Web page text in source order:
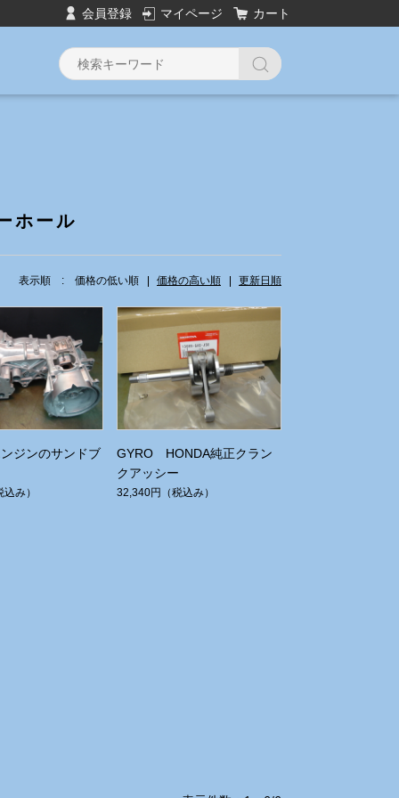
会員登録 マイページ カート
ホール
表示順 : 価格の低い順 価格の高い順 更新日順
ジンのサンドブ
込み）
GYRO HONDA純正クラン
クアッシー
32,340円 （税込み）